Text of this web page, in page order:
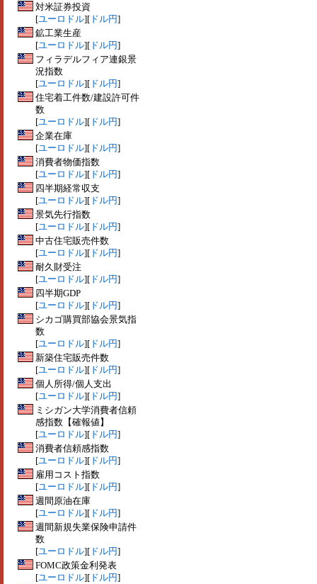
対米証券投資
[ユーロドル][ ドル円]
鉱工業生産
[ユーロドル][ ドル円]
フィラデルフィア連銀景
況指数
[ユーロドル][ ドル円]
住宅着工件数/建設許可件
数
[ユーロドル][ ドル円]
企業在庫
[ユーロドル][ ドル円]
消費者物価指数
[ユーロドル][ ドル円]
四半期経常収支
[ユーロドル][ ドル円]
景気先行指数
[ユーロドル][ ドル円]
中古住宅販売件数
[ユーロドル][ ドル円]
耐久財受注
[ユーロドル][ ドル円]
四半期GDP
[ユーロドル][ ドル円]
シカゴ購買部協会景気指
数
[ユーロドル][ ドル円]
新築住宅販売件数
[ユーロドル][ ドル円]
個人所得/個人支出
[ユーロドル][ ドル円]
ミシガン大学消費者信頼
感指数【確報値】
[ユーロドル][ ドル円]
消費者信頼感指数
[ユーロドル][ ドル円]
雇用コスト指数
[ユーロドル][ ドル円]
週間原油在庫
[ユーロドル][ ドル円]
週間新規失業保険申請件
数
[ユーロドル][ ドル円]
FOMC政策金利発表
[ユーロドル][ ドル円]